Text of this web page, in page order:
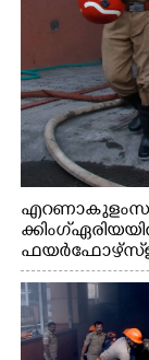
എറണാകുളം
ക്കിംഗ്
ഫയർഫോഴ്സ്
ക്കിറങ്ങി